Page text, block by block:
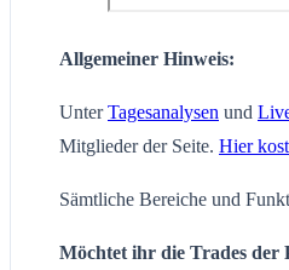
Allgemeiner Hinweis:
UnterTagesanalysen und
Mitglieder der Seite. Hier
Sämtliche Bereiche und
Möchtet ihr die Trades der